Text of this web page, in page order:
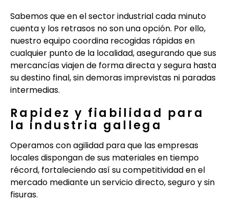
Sabemos que en el sector industrial cada minuto
cuenta y los retrasos no son una opción. Por ello,
nuestro equipo coordina recogidas rápidas en
cualquier punto de la localidad, asegurando que sus
mercancías viajen de forma directa y segura hasta
su destino final, sin demoras imprevistas ni paradas
intermedias.
Rapidez y fiabilidad para
la industria gallega
Operamos con agilidad para que las empresas
locales dispongan de sus materiales en tiempo
récord, fortaleciendo así su competitividad en el
mercado mediante un servicio directo, seguro y sin
fisuras.